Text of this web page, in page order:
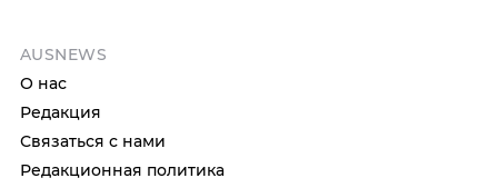
AUSNEWS
О нас
Редакция
Связаться с нами
Редакционная политика